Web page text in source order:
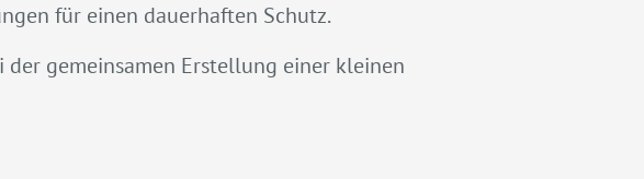
für einen dauerhaften Schutz.
der gemeinsamen Erstellung einer kleinen